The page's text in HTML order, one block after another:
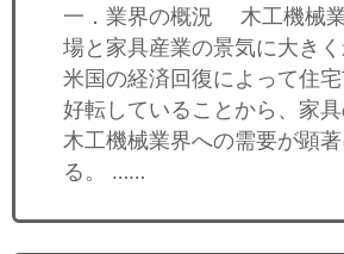
一．業界の概況 木工機械
場と家具産業の景気に大きく
米国の経済回復によって住
好転していることから、家
木工機械業界への需要が顕
る。 ……